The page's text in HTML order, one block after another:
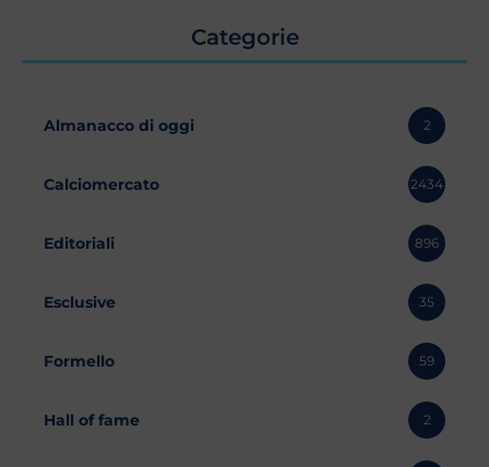
Categorie
Almanacco di oggi 2
Calciomercato 2434
Editoriali 896
Esclusive 35
Formello 59
Hall of fame 2